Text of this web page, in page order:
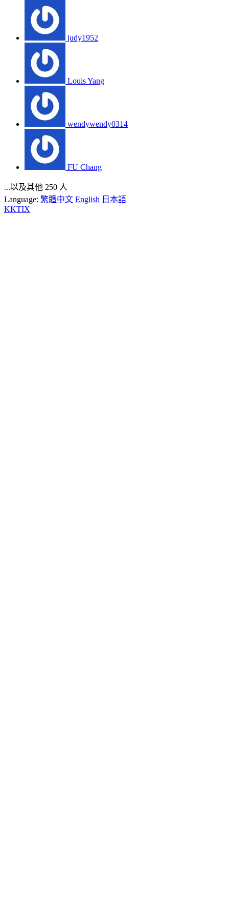
judy1952
Louis Yang
wendywendy0314
FU Chang
...以及其他 250 人
Language: 繁體中文 English 日本語
KKTIX